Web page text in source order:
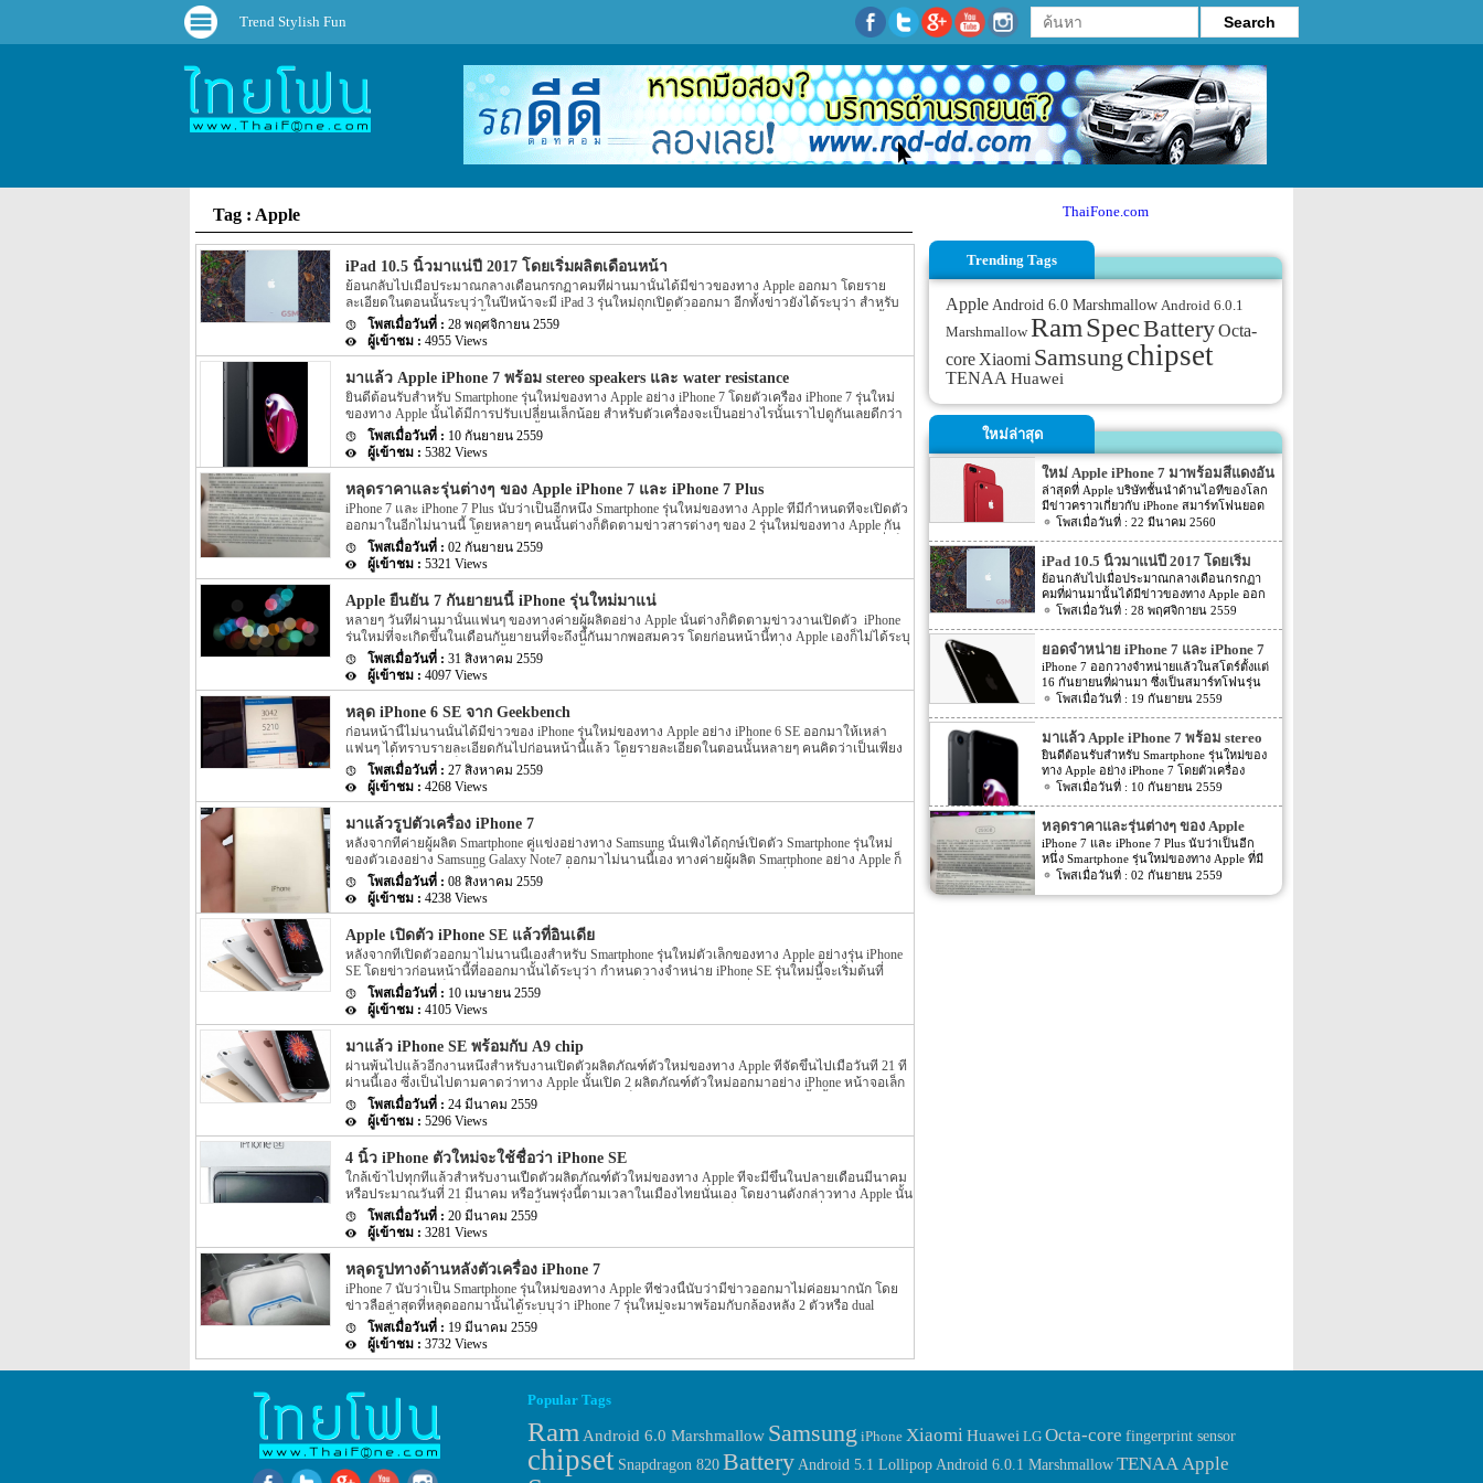
Trend Stylish Fun
Tag : Apple
iPad 10.5 นิ้วมาแน่ปี 2017 โดยเริ่มผลิตเดือนหน้า
ย้อนกลับไปเมื่อประมาณกลางเดือนกรกฏาคมที่ผ่านมานั้นได้มีข่าวของทาง Apple ออกมา โดยราย
ละเอียดในตอนนั้นระบุว่าในปีหน้าจะมี iPad 3 รุ่นใหม่ถุกเปิดตัวออกมา อีกทั้งข่าวยังได้ระบุว่า สำหรับ
หน้าจอแบบ AMOLED นั้นจะมาภายในปี 2018 โดยล่าสุดนั้นก็มีข่าวของ iPad รุ่นใหม่ออกมาอีกครั้ง
สำหรับข่าวล่าสุดของ iPad 10.5 นิ้ว รุ่นใหม่ของทาง Apple นั้นระบุว่าทาง Apple นั้นจะเริ่มผลิต tablet รุ่น
ใหม่ภายในเดือนหน้า ซึ่งนั้นหมายความว่า tablet รุ่นใหม่ๆ นั้นน่าจะถูกเปิดตัวออกมาในช่วง 3 เดือน
แรกของปี 2017 นั่นเอง อีกทั้งรายละเอียดยังได้ระบุออกมาอีกว่า iPad 2 รุ่นใหม่อย่าง 10.5″ iPad และรุ่น
12.9 นิ้ว นั้นน่าจะถูกเปิดตัวออกมาพร้อมๆ กัน โดยทั้ง 2 รุ่นนั้นจะถูกขับเคลื่อนตัวเครื่องด้วย chipset
อย่าง Apple A10X โดยรุ่น 10.5 นิ้วนั้นคาดการณ์กันว่าน่าจะขายได้ […]
28 พฤศจิกายน 2559
4955 Views
มาแล้ว Apple iPhone 7 พร้อม stereo speakers และ water resistance
ยินดีต้อนรับสำหรับ Smartphone รุ่นใหม่ของทาง Apple อย่าง iPhone 7 โดยตัวเครื่อง iPhone 7 รุ่นใหม่
ของทาง Apple นั้นได้มีการปรับเปลี่ยนเล็กน้อย สำหรับตัวเครื่องจะเป็นอย่างไรนั้นเราไปดูกันเลยดีกว่า
iPhone 7 มาพร้อมกับระบบป้องกันน้ำหรือ water และ dust-resistant อย่าง IP67 โดยจะสามารถป้องกันได้
นั้นระยะประมาณ 30 นาทีในความลึกประมาณ 1 เมตร โดยตัวเครื่องของ iPhone 7 นี้นั้นได้มีการปรับ
เปลี่ยนเล็กน้อย โดยในส่วนของ antenna bands นั้นจะถูกเลื่อนไปอยู่บนสุดของตัวเครื่องและทางด้านล่าง
สุดของตัวเครื่อง เพื่อให้ตัวเครื่องดูสวยงามมากขึ้น ส่วนสีของตัวเครื่องจะมีโทนสีดำเพิ่มมากเป็น Jet
Black และ Black และยังมีสีอย่าง Gold, Silver และ Rose gold ให้เลือกด้วย ในส่วนของช่องเสียบ
headphone นั้นจะหายไป โดยก่อนหน้านี้มีข่าวลือว่า iPhone 7 […]
10 กันยายน 2559
5382 Views
หลุดราคาและรุ่นต่างๆ ของ Apple iPhone 7 และ iPhone 7 Plus
iPhone 7 และ iPhone 7 Plus นับว่าเป็นอีกหนึ่ง Smartphone รุ่นใหม่ของทาง Apple ที่มีกำหนดที่จะเปิดตัว
ออกมาในอีกไม่นานนี้ โดยหลายๆ คนนั้นต่างก็ติดตามข่าวสารต่างๆ ของ 2 รุ่นใหม่ของทาง Apple กัน
มากมาย โดยก่อนหน้านี้ยังมีข่าวของ iPhone 7 และ iPhone 7 Plus ออกมาหลายต่อหลายข่าวมาก ซึ่งก็มี
ทั้งข่าวที่อาจจะเป็นความจริงและข่าวที่อาจจะเป็นเพียงแค่ข่าวลือ แต่ล่าสุดนี้นั้นกลับมีความคืบหน้า
ของ iPhone 7 และ iPhone 7 Plus ออกมาให้แฟนๆ นั้นทราบกันอีกครั้ง สำหรับข่าวล่าสุดของ iPhone 7
และ iPhone 7 Plus นี้นั้นได้ระบุถึงรายละเอียดราคาของตัวเครื่องร่วมไปถึงรุ่นต่างๆ ที่ออกมาให้เลือกกัน
อีกด้วยว่ามีรุ่นใหนบ้าง โดยรายละเอียดนี้นั้นเป็นข้อมูลจากทางเว็บไซต์ Leleda โดยทางเว็บไซต์ Leleda
นั้นระบุว่าทั้ง iPhone 7 และ iPhone 7 […]
02 กันยายน 2559
5321 Views
Apple ยืนยัน 7 กันยายนนี้ iPhone รุ่นใหม่มาแน่
หลายๆ วันที่ผ่านมานั้นแฟนๆ ของทางค่ายผู้ผลิตอย่าง Apple นั้นต่างก็ติดตามข่าวงานเปิดตัว iPhone
ร่นใหม่ที่จะเกิดขึ้นในเดือนกันยายนที่จะถึงนี้กันมากพอสมควร โดยก่อนหน้านี้ทาง Apple เองก็ไม่ได้ระบุ
วันมาอย่างแน่ชัด แต่ล่าสุดนั้นทาง Apple นั้นได้ส่ง press invites หรือหมายเชิญสื่อต่างๆ สำหรับงานเปิด
ตัว iPhone รุ่นใหม่ที่จะเกิดขึ้นภายในต้นเดือนกันยายนที่จะถึงนี้ออกมาแล้ว สำหรับหมายเชิญของทาง
Apple ที่ส่งออกมานี้้นั้นจะเป็นกำหนดเปิดตัว iPhone รุ่นใหม่นั้นเอง โดยกำหนดดังกล่าวระบุวันออกมา
อย่างแน่ชัดเลยว่างานดังกล่าวนั้นจะมีขึ้นภายในวันที่ 7 กันยายนที่จะถึงนี้เอง โดยสิ่งที่ยืนยันอย่าง
แน่ชัดอีกหนึ่งสิ่งนั้นก็คือรูปที่ทาง Apple นั้นส่งออกมา โดยรุปดังกล่าวนั้นระบุวันอย่างแน่ชัดอีกด้วย
สำหรับรุ่น iPhone ที่ทาง Apple นั้นจะเปิดตัวออกมานั้น ก่อนหน้านี้มีข่าวลือต่างๆ ออกมามากมายว่า
iPhone รุ่นใหม่นี้จะมีทั้งหมด 3 รุ่นให้เลือก แต่ล่าสุดไม่นานนี้นั้นก็มีข่าวออกมาอีกว่า iPhone รุ่นใหม่ นี้จะ
มีให้เลือกทั้งหมดเพียง 2 รุ่นเท่านั้นไม่ใช่ 3 รุ่นตามที่เป็นข่าวมาก่อนหน้านี้ ในส่วนของชื่อ iPhone รุ่น
ใหม่ที่จะถูกเปิดตัวออกมานี้นั้น รายละเอียดดังกล่าวนั้นยังคงเป็นความลับอยู่จนถึงตอนนี้ โดยอาจจะ
เป็นรุ่นใหม่อย่าง […]
31 สิงหาคม 2559
4097 Views
หลุด iPhone 6 SE จาก Geekbench
ก่อนหน้านี้ไม่นานนั้นได้มีข่าวของ iPhone รุ่นใหม่ของทาง Apple อย่าง iPhone 6 SE ออกมาให้เหล่า
แฟนๆ ได้ทราบรายละเอียดกันไปก่อนหน้านี้แล้ว โดยรายละเอียดในตอนนั้นหลายๆ คนคิดว่าเป็นเพียง
ข่าวลือที่อาจจะไม่เป็นจริง แต่รายละเอียดในตอนนั้นได้แสดงรูปกล่องออกมาชัดเจนว่ากล่องดังกล่าว
เป็นกล่องของ iPhone 6 SE แต่ล่าสุดนั้นกลับมีข่าวของ iPhone 6 SE อออกมาให้แฟนๆ นั้นได้ทราบราย
ละเอียดกันอีกครั้ง โดยก่อนนหน้านี้นั้นข่าวของ Smartphone รุ่นใหม่ที่ทาง Apple นั้นจะเปิดตัวออกมา
ประมาณเดือนหน้านี้นั้นน่าจะเป็น iPhone 7 และ 7 Plus แต่ข่าวดังกล่าวของ iPhone 6 SE ที่ช่วงนี้ออกมา
ให้เราเห็นกันหลายข่าวทำให้หลายคนยังคงสงสัยกันว่ารุ่นใหม่ที่ทาง Apple นั้นจะเปิดตัวออกมาในอีก
ไม่นานนี้นั้นจะเป็น iPhone 6 SE และ iPhone 6 SE Plus หรือจะเป็น iPhone 7 และ iPhone 7 Plus กันแน่
[…]
27 สิงหาคม 2559
4268 Views
มาแล้วรูปตัวเครื่อง iPhone 7
หลังจากที่ค่ายผู้ผลิต Smartphone คู่แข่งอย่างทาง Samsung นั้นเพิ่งได้ฤกษ์เปิดตัว Smartphone รุ่นใหม่
ของตัวเองอย่าง Samsung Galaxy Note7 ออกมาไม่นานนี้เอง ทางค่ายผู้ผลิต Smartphone อย่าง Apple ก็
ไม่น้อยหน้า โดยล่าสุดนั้นกลับมีรูปตัวเครื่อง Smartphone รุ่นใหม่อย่าง iPhone 7 ที่มีคิวว่าจะถูกเปิดตัว
ออกมาอีกไม่นานนี้ หลุดออกมาให้แฟนๆ นั้นต่างชื่นชมกันแบบเต็มๆ แล้ว หลังจากที่ก่อนหน้านี้นั้นต่างก็
มีข่าวของ iPhone 7 ของทาง Apple ออกมาหลายข่าว โดยแต่ละข่าวก็เป็นเพียงรูปหลุดของตัวเครื่อง
เท่านั้น แต่ข่าวล่าสุดนั้นจะไม่ใช้รุปตัวเครื่อง iPhone 7 เพียงอย่างเดียวแต่ยังมีวิดีโอของตัวเครื่องออก
มาอีกด้วย สำหรับรุปของตัวเครื่อง iPhone 7 ที่หลุดออกมาบนอินเตอร์เน็ตนั้นจะเป็นรูปตัวเครื่องแบบ
prototypes หรือเครื่องตันแบบนั้นเอง อีกทั้งรายละเอียดของ iPhone 7 ที่ถูกเปิดเผยออกมาล่าสุดนี้นั้นไม่
ได้มีเพียงรุ่น iPhone 7 รุ่นเดียวเพียงเท่านั้น แต่ยังมีวิดีโอแบบ Hands On ของ iPhone 7 […]
08 สิงหาคม 2559
4238 Views
Apple เปิดตัว iPhone SE แล้วที่อินเดีย
หลังจากที่เปิดตัวออกมาไม่นานนี้เองสำหรับ Smartphone รุ่นใหม่ตัวเล็กของทาง Apple อย่างรุ่น iPhone
SE โดยข่าวก่อนหน้านี้ที่อออกมานั้นได้ระบุว่า กำหนดวางจำหน่าย iPhone SE รุ่นใหม่นี้จะเริ่มต้นที่
ประเทศอินเดียวเป็นประเทศแรก โดยกำหนดดังกล่าวก็ถือว่าตรงกับตามที่ทาง Apple นั้นได้ระบุออกมา
อย่างแน่ชัด โดยล่าสุดนั้น iPhone SE รุ่นใหม่นี้ได้ถูกเปิดตัวเข้ามาที่ประเทศอินเดียอย่างเป็นทางการ
แล้ว สำหรับการสั่งซื้อ iPhone SE รุ่นใหม่นี้นั้นจะมีลูกค้าสามารถสั่งซื้อทั้งที่เป็นการสั่งซื้อแบบ offline
และ online โดยการสั่งซื้อแบบ online นั้นจะเป็นการสั่งซื้อผ่านทาง 2 เว็บไซต์ตัวแทนจำหน่ายของ
ประเทศอินเดียอย่าง Flipkart และ Infibeam นั้นเอง สำหรับราคาของตัวเครื่องนั้นจะมีราคาอยู่ที่ INR
39,000 ($585) หรือประมาณ 20,475 สำหรับรุ่น ขนาดพื้นที่ภายในตัวเครื่องขนาด 16GB และราคาของ
ตัวเครื่องประมาณ INR 49,000 ($735) หรือแประมาณ 25,725 สำหรับรุ่นขนาดพื้นที่ภายในตัวเครื่อง
ขนาด 64GB สำหรับสีของตัวเครื่องจะมีให้เลือก 4 สีอย่าง […]
10 เมษายน 2559
4105 Views
มาแล้ว iPhone SE พร้อมกับ A9 chip
ผ่านพ้นไปแล้วอีกงานหนึ่งสำหรับงานเปิดตัวผลิตภัณฑ์ตัวใหม่ของทาง Apple ที่จัดขึ้นไปเมื่อวันที่ 21 ที่
ผ่านนี้เอง ซึ่งเป็นไปตามคาดว่าทาง Apple นั้นเปิด 2 ผลิตภัณฑ์ตัวใหม่ออกมาอย่าง iPhone หน้าจอเล็ก
รุ่นใหม่นามว่า iPhone SE และ iPad รุ่นใหม่หน้าจอเล็กอย่าง iPad Pro รุ่นหน้าจอ 9.7 นิ้วนั้นเอง แต่ใน
งานดังกล่าวผลิตภัณฑ์อย่าง iPhone SE นั้นถือว่าเป็นรุ่นที่หลายๆ คนนั้นจับตามองเป็นอย่างมากเพราะ
ก่อนหน้านี้มีข่าวต่างๆ เกี่ยวกับ iPhone SE หลุดออกมาหลายต่อหลายข่าวมาก ซึ่งก็มีทั้งเชื่อได้และเป็น
ข่าวลือบ้าง แต่ตอนนี้ iPhone SE นี้ถูกเปิดตัวออกมาแล้วพร้อมกับ Spec แบบเต็มรูปแบบ โดยมีราย
ละเอียดดังนี้ สำหรับลักษณะการออกแบบของตัวเครื่องนั้นถือว่าเป็นข่าวที่หลุดออกมาหลายข่าวมาก
บ้างก็บอกว่าตัวเครื่องจะมีลักษณะที่คล้ายกับรุ่นล่าสุดอย่าง iPhone 6 หรือ iPhone 6S บ้าง แต่ตัวเครื่อง
นั้นมีลักษณะการออกแบบที่คล้ายกับ iPhone 5 และ 5s มาก เพียงแต่ Spec ภายในตัวเครื่องมีการ
เปลี่ยนแปลงเท่านั้น […]
24 มีนาคม 2559
5296 Views
4 นิ้ว iPhone ตัวใหม่จะใช้ชื่อว่า iPhone SE
ใกล้เข้าไปทุกทีแล้วสำหรับงานเปืดตัวผลิตภัณฑ์ตัวใหม่ของทาง Apple ที่จะมีขึ้นในปลายเดือนมีนาคม
หรือประมาณวันที่ 21 มีนาคม หรือวันพรุ่งนี้ตามเวลาในเมืองไทยนั่นเอง โดยงานดังกล่าวทาง Apple นั้น
จะเปิดตัว iPhone รุ่นเล็กหน้าจอ 4 นิ้วตัวใหม่พร้อมกับ iPad Pro ขนาดเล็กกว่าเดิมเวอร์ชั่นใหม่ออกมา
นั่นเอง ซึ่งใกล้วันเปิดตัวเข้าไปทุกทีนั้นข่าวต่างๆ ก็อกมาให้เราสับสนกันทุกวัน โดยล่าสุดนั้นได้มีข่าว
ของ 4 นิ้ว iPhone ตัวใหม่ ออกมาให้เราทราบรายละเอียดกันอีกครั้งแล้ว สำหรับข่าวของ 4 นิ้ว iPhone
ตัวใหม่นั้นได้ระบุว่าชื่อที่ใช้เรียกตัวเครื่องว่า iPhone SE โดยก่อนหน้านี้ก็มีข่าวออกมาว่าชื่อรุ่นนั้นจะ
เป็น iPhone 5se โดยข่าวดังกล่าวถือว่าเป็นที่น่าเชื่อถือได้เพราะชื่อ codename นั้นไม่ได้ถูกเปิดเผยออกมา
เพียงแค่คำพูดแต่เป็นรูป Spec ของตัวเครื่อง โดยตรงเลยนั้นเอง จากรูปเราจะพบว่า Spec ของตัวเครื่อง
ระบุว่ามีขนาดพื้นที่ขนาด 16GB ซึ่งจะมีความแตกต่างจาก iPhone รุ่นเล็กก่อนหน้าอย่าง iPhone 5c ที่มี
ขนาดพื้นที่เริ่มต้นที่ 8GB เท่านั้น แต่หลายๆ สื่อต่างก็สงสัยกันว่าขนาดพื้นที่ของตัวเครื่องที่ให้เลือกนั้นจะ
มีขนาด 32GB […]
20 มีนาคม 2559
3281 Views
หลุดรูปทางด้านหลังตัวเครื่อง iPhone 7
iPhone 7 นับว่าเป็น Smartphone รุ่นใหม่ของทาง Apple ที่ช่วงนี้นับว่ามีข่าวออกมาไม่ค่อยมากนัก โดย
ข่าวลือล่าสุดที่หลุดออกมานั้นได้ระบบุว่า iPhone 7 รุ่นใหม่จะมาพร้อมกับกล้องหลัง 2 ตัวหรือ dual
camera นั้นเอง โดยข่าวในตอนนั้นเป็นแค่ข่าวออกมาเท่านั้น โดยไม่มีรูปหรือการยืนยันโดยตรงจากทาง
Apple แต่อย่างใด แต่ล่าสุดนั้นได้มีข่าวของ iPhone 7 ถูกเปิดเผยออกมาอีกครั้ง สำหรับข่าวของ iPhone
7 ที่ถูกเปิดเผยออกมาล่าสุดนั้นไม่ได้เป็นข่าวหลุดแต่อย่างใดแต่เป็นรูปของตัวเครื่อง iPhone 7 ตัวจริง
เลยนั้นเอง โดยข่าวลือที่ผ่านมาที่ระบุว่า iPhone 7 มาพร้อมกับกล้องหลัง 2 ตัวหรือ dual camera นั้นรูป
หลุดล่าสุดถือว่าเป็นเครื่องยืนยันว่าข่าวที่ผ่าานมานั้นเป็นความจริง จากรูปเราจะเห็นว่าลักษณะการ
ออกแบบตัวเครื่อง iPhone 7 นี้นั้นจะมีความคล้ายกับตัวก่อนล่าสุดอย่าง iPhone 6 มาก โดยลายขีดใส่
หรือที่เรารู้จักกันอีกชื่ออย่าง Antenna lines นั้นจะมีแสดงอยู่ทางด้านบน ซึ่งจะแตกต่างจากรุ่นก่อนหน้า
อย่าง iPhone 6S ที่มีขีดทางด้านล่างของตัวกล้อง […]
19 มีนาคม 2559
3732 Views
ThaiFone.com
Trending Tags
Apple Android 6.0 Marshmallow Android 6.0.1
Marshmallow RamSpecBatteryOcta-
core Xiaomi Samsung chipset
TENAAHuawei
ใหม่ล่าสุด
ใหม่ Apple iPhone 7 มาพร้อมสีแดงอัน
ร้อนแรง
ล่าสุดที่ Apple บริษัทชั้นนำด้านไอทีของโลก
มีข่าวคราวเกี่ยวกับ iPhone สมาร์ทโฟนยอด
ฮิตในประเทศไทยและทั่วโลก และในช่วงที่
อาจจะพลาดโอกาสได้สัมผัสเทคโนโลยีอัน
ทันสมัยในคราวนั้น แต่ก็ถือว่า เป็นความโชค
ดีที่คุณกำลังจะได้สัมผัสกับ iPhone 7 ที่มา
พร้อมการออกแบบสีของบอดี้ด้วยสีแดงอัน
ร้อนแรง เร้าใจแบบสุดๆ ทำให้สาวกของ
Apple กระเป๋าสั่นกันเลยทีเดียว การออกแบบ
iPhone 7 สีแดง ได้แรงบันดาลใจมาจากการ
กุศลของ iGadget ซึ่งปกติแล้ว การปรับแต่ง
Apple จะให้บริษัทข้างนอกช่วยในการปรับ
แต่งให้ แต่บอดี้นี้สีนี้ Apple ลงแรงปรับแต่งเอง
สีแดงอันร้อนแรง Apple จะจับความร้อนแรง
ลงไปใน iPhone 7 และ iPhone 7 Plus ทาง
บริษัท Apple ได้กำหนดวันจำหน่ายในวันศุกร์
ที่ 24 มีนาคม 2560 ที่จะถึงนี้ เวลาในการเปิด
ขายเป็นเวลาช่วงเช้าประมาณ 8.01 น. (เป็น
เวลาในฝั่งประเทศแถบแปซิฟิก) การเปิดตัว
22 มีนาคม 2560
iPad 10.5 นิ้วมาแน่ปี 2017 โดยเริ่ม
ผลิตเดือนหน้า
ย้อนกลับไปเมื่อประมาณกลางเดือนกรกฏา
คมที่ผ่านมานั้นได้มีข่าวของทาง Apple ออก
มา โดยรายละเอียดในตอนนั้นระบุว่าในปี
ทั้งข่าวยังได้ระบุว่า สำหรับหน้าจอแบบ
AMOLED นั้นจะมาภายในปี 2018 โดยล่าสุด
นั้นก็มีข่าวของ iPad รุ่นใหม่ออกมาอีกครั้ง
สำหรับข่าวล่าสุดของ iPad 10.5 นิ้ว รุ่นใหม่
ของทาง Apple นั้นระบุว่าทาง Apple นั้นจะ
เริ่มผลิต tablet รุ่นใหม่ภายในเดือนหน้า ซึ่งนั้น
หมายความว่า tablet รุ่นใหม่ๆ นั้นน่าจะถูกเปิด
ตัวออกมาในช่วง 3 เดือนแรกของปี 2017
นั่นเอง อีกทั้งรายละเอียดยังได้ระบุออกมาอีก
ว่า iPad 2 รุ่นใหม่อย่าง 10.5″ iPad และรุ่น
12.9 นิ้ว นั้นน่าจะถูกเปิดตัวออกมาพร้อมๆ
กัน โดยทั้ง 2 รุ่นนั้นจะถูกขับเคลื่อนตัวเครื่อง
ด้วย chipset อย่าง Apple A10X โดยรุ่น 10.5
นิ้วนั้นคาดการณ์กันว่าน่าจะขายได้ […]
28 พฤศจิกายน 2559
ยอดจำหน่าย iPhone 7 และ iPhone 7
Plus ทำลายสถิติเดิมของ iPhone รุ่น
ก่อนหน้า
iPhone 7 ออกวางจำหน่ายแล้วในสโตร์ตั้งแต่
16 กันยายนที่ผ่านมา ซึ่งเป็นสมาร์ทโฟนรุ่น
เรือธงที่จะเปิดตัวใน 28 ประเทศก่อนจะวาง
ความสนใจจากดีไซน์ใหม่ที่มีการรวมปุ่ม
Home เอาไว้ที่หน้าจอและมีฟีเจอร์การทำงาน
ต่างๆที่เพิ่มขึ้นมาหลายอย่างทำให้มันเป็นที่
ต้องการอย่างมากของเหล่าสาวก Apple ทำให้
iPhone 7 Plus รุ่นตัวเครื่องกันน้ำสีดำ Jet
Black ถูกจับจองไปอย่างรวดเร็วจนทำให้ของ
หายากขึ้นในตลาดขณะนี้ ซึ่งก็ตรงกับที่ T-
Mobile ออกมาแถลงข่าวก่อนหน้านี้ว่าไม่เคย
เห็นยอดการสั่งซื้อล่วงหน้าที่มากขนาดนี้มา
ก่อน นับว่าเป็นการทำลายสถิติยอดสั่งซื้อของ
iPhone 6 และ 6 Plus ด้วยยอดขายมากกว่า 4
เท่าในเวลาเท่ากัน สิ่งหนึ่งที่น่าสนใจใน
19 กันยายน 2559
มาแล้ว Apple iPhone 7 พร้อม stereo
speakers และ water resistance
ยินดีต้อนรับสำหรับ Smartphone รุ่นใหม่ของ
ทาง Apple อย่าง iPhone 7 โดยตัวเครื่อง
iPhone 7 รุ่นใหม่ของทาง Apple นั้นได้มีการ
อย่างไรนั้นเราไปดูกันเลยดีกว่า iPhone 7 มา
พร้อมกับระบบป้องกันน้ำหรือ water และ
dust-resistant อย่าง IP67 โดยจะสามารถ
ป้องกันได้นั้นระยะประมาณ 30 นาทีในความ
ลึกประมาณ 1 เมตร โดยตัวเครื่องของ iPhone
7 นี้นั้นได้มีการปรับเปลี่ยนเล็กน้อย โดยใน
10 กันยายน 2559
หลุดราคาและรุ่นต่างๆ ของ Apple
iPhone 7 และ iPhone 7 Plus
iPhone 7 และ iPhone 7 Plus นับว่าเป็นอีก
หนึ่ง Smartphone รุ่นใหม่ของทาง Apple ที่มี
กำหนดที่จะเปิดตัวออกมาในอีกไม่นานนี้ โดย
02 กันยายน 2559
Popular Tags
Ram Android 6.0 Marshmallow Samsung iPhone XiaomiHuawei LG Octa-core fingerprint sensor
chipset Snapdragon 820 Battery Android 5.1 Lollipop Android 6.0.1 MarshmallowTENAAApple